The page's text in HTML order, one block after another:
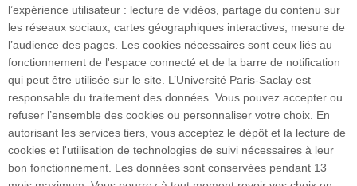
Plan du site
Accueil des publics internationaux
l’expérience utilisateur : lecture de vidéos, partage du contenu sur
les réseaux sociaux, cartes géographiques interactives, mesure de
l’audience des pages. Les cookies nécessaires sont ceux liés au
fonctionnement de l'espace connecté et de la barre de notification
qui peut être utilisée sur le site. L’Université Paris-Saclay est
responsable du traitement des données. Vous pouvez accepter ou
refuser l’ensemble des cookies ou personnaliser votre choix. En
autorisant les services tiers, vous acceptez le dépôt et la lecture de
cookies et l'utilisation de technologies de suivi nécessaires à leur
bon fonctionnement. Les données sont conservées pendant 13